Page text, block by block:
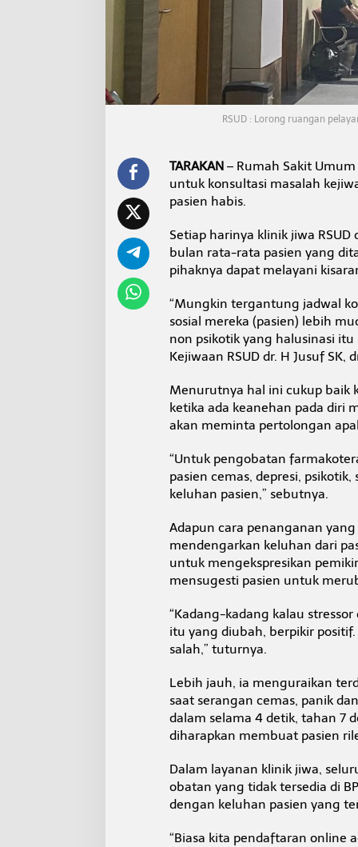
a
s
a
h
K
e
j
w
a
n
i
R
S
U
D
RSUD : Lorong ruangan
TARAKAN– Rumah Sakit Umum
untuk konsultasi masalah
pasien habis.
Setiap harinya klinik jiwa RSUD
bulan rata-rata pasien yang
pihaknya dapat melayani
“Mungkin tergantung jadwal
sosial mereka (pasien) lebih
non psikotik yang halusinasi itu
Kejiwaan RSUD dr. H Jusuf SK,
Menurutnya hal ini cukup baik
ketika ada keanehan pada diri
akan meminta pertolongan
“Untuk pengobatan
pasien cemas, depresi,
keluhan pasien,” sebutnya.
Adapun cara penanganan
mendengarkan keluhan dari
untuk mengekspresikan
mensugesti pasien untuk
“Kadang-kadang kalau
itu yang diubah, berpikir
salah,” tuturnya.
Lebih jauh, ia menguraikan
saat serangan cemas, panik
dalam selama 4 detik, tahan 7
diharapkan membuat pasien
Dalam layanan klinik jiwa,
obatan yang tidak tersedia di
dengan keluhan pasien yang
“Biasa kita pendaftaran online